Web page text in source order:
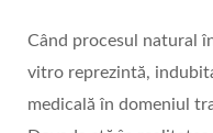
Când procesul natural
vitro reprezintă,
medicală în domeniul